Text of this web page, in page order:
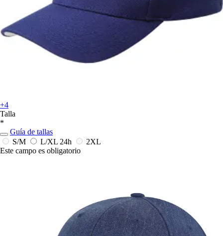
+4
Talla
*
Guía de tallas
S/M
L/XL 24h
2XL
Este campo es obligatorio